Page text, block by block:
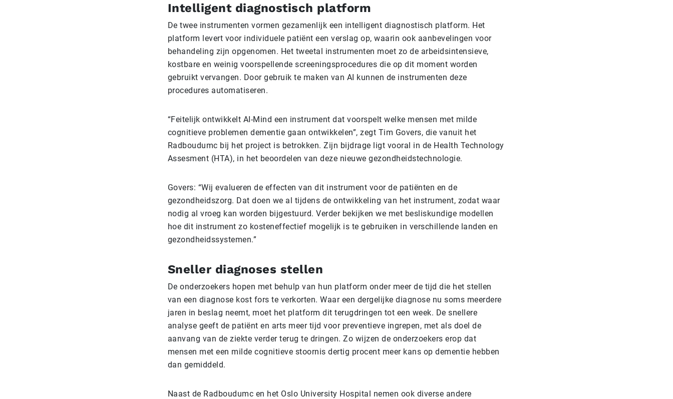
Intelligent diagnostisch platform
De twee instrumenten vormen gezamenlijk een intelligent diagnostisch platform. Het
platform levert voor individuele patiënt een verslag op, waarin ook aanbevelingen voor
behandeling zijn opgenomen. Het tweetal instrumenten moet zo de arbeidsintensieve,
kostbare en weinig voorspellende screeningsprocedures die op dit moment worden
gebruikt vervangen. Door gebruik te maken van AI kunnen de instrumenten deze
procedures automatiseren.
“Feitelijk ontwikkelt AI-Mind een instrument dat voorspelt welke mensen met milde
cognitieve problemen dementie gaan ontwikkelen”, zegt Tim Govers, die vanuit het
Radboudumc bij het project is betrokken. Zijn bijdrage ligt vooral in de Health Technology
Assesment (HTA), in het beoordelen van deze nieuwe gezondheidstechnologie.
Govers: “Wij evalueren de effecten van dit instrument voor de patiënten en de
gezondheidszorg. Dat doen we al tijdens de ontwikkeling van het instrument, zodat waar
nodig al vroeg kan worden bijgestuurd. Verder bekijken we met besliskundige modellen
hoe dit instrument zo kosteneffectief mogelijk is te gebruiken in verschillende landen en
gezondheidssystemen.”
Sneller diagnoses stellen
De onderzoekers hopen met behulp van hun platform onder meer de tijd die het stellen
van een diagnose kost fors te verkorten. Waar een dergelijke diagnose nu soms meerdere
jaren in beslag neemt, moet het platform dit terugdringen tot een week. De snellere
analyse geeft de patiënt en arts meer tijd voor preventieve ingrepen, met als doel de
aanvang van de ziekte verder terug te dringen. Zo wijzen de onderzoekers erop dat
mensen met een milde cognitieve stoornis dertig procent meer kans op dementie hebben
dan gemiddeld.
Naast de Radboudumc en het Oslo University Hospital nemen ook diverse andere